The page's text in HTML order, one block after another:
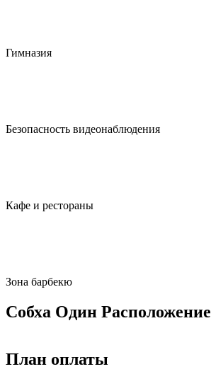
Гимназия
Безопасность видеонаблюдения
Кафе и рестораны
Зона барбекю
Собха Один Расположение
План оплаты